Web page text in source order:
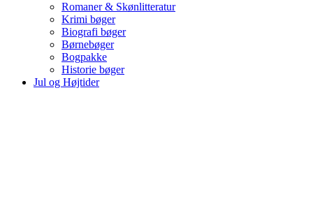
Romaner & Skønlitteratur
Krimi bøger
Biografi bøger
Børnebøger
Bogpakke
Historie bøger
Jul og Højtider